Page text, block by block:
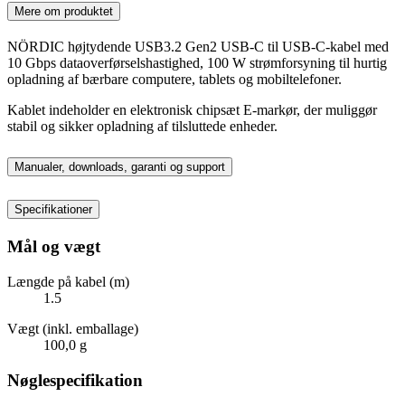
Mere om produktet
NÖRDIC højtydende USB3.2 Gen2 USB-C til USB-C-kabel med
10 Gbps dataoverførselshastighed, 100 W strømforsyning til hurtig
opladning af bærbare computere, tablets og mobiltelefoner.
Kablet indeholder en elektronisk chipsæt E-markør, der muliggør
stabil og sikker opladning af tilsluttede enheder.
Manualer, downloads, garanti og support
Specifikationer
Mål og vægt
Længde på kabel (m)
1.5
Vægt (inkl. emballage)
100,0 g
Nøglespecifikation